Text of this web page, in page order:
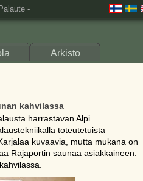
-
Arkisto
kahvilassa
harrastavan Alpi
toteutetuista
kuvaavia, mutta mukana on
Rajaportin saunaa asiakkaineen.